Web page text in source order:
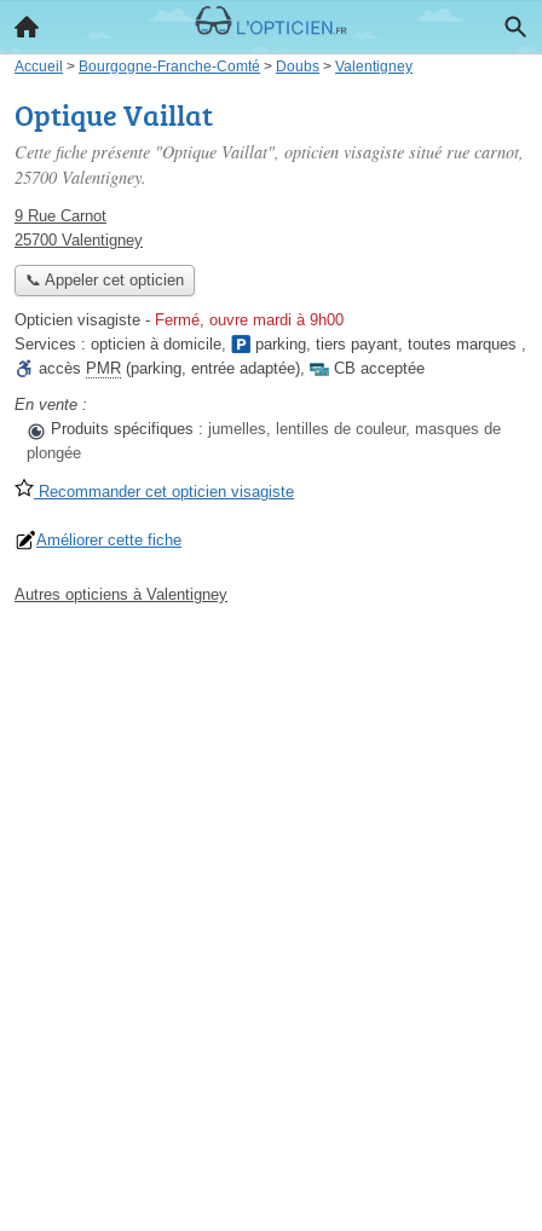
Accueil > Bourgogne-Franche-Comté > Doubs > Valentigney
Optique Vaillat
Cette fiche présente "Optique Vaillat", opticien visagiste situé rue carnot,
25700 Valentigney.
9 Rue Carnot
25700 Valentigney
📞 Appeler cet opticien
Opticien visagiste - Fermé, ouvre mardi à 9h00
Services : opticien à domicile, parking, tiers payant, toutes marques ,
accès PMR (parking, entrée adaptée),
CB acceptée
En vente :
Produits spécifiques : jumelles, lentilles de couleur, masques de
plongée
Recommander cet opticien visagiste
Améliorer cette fiche
Autres opticiens à Valentigney